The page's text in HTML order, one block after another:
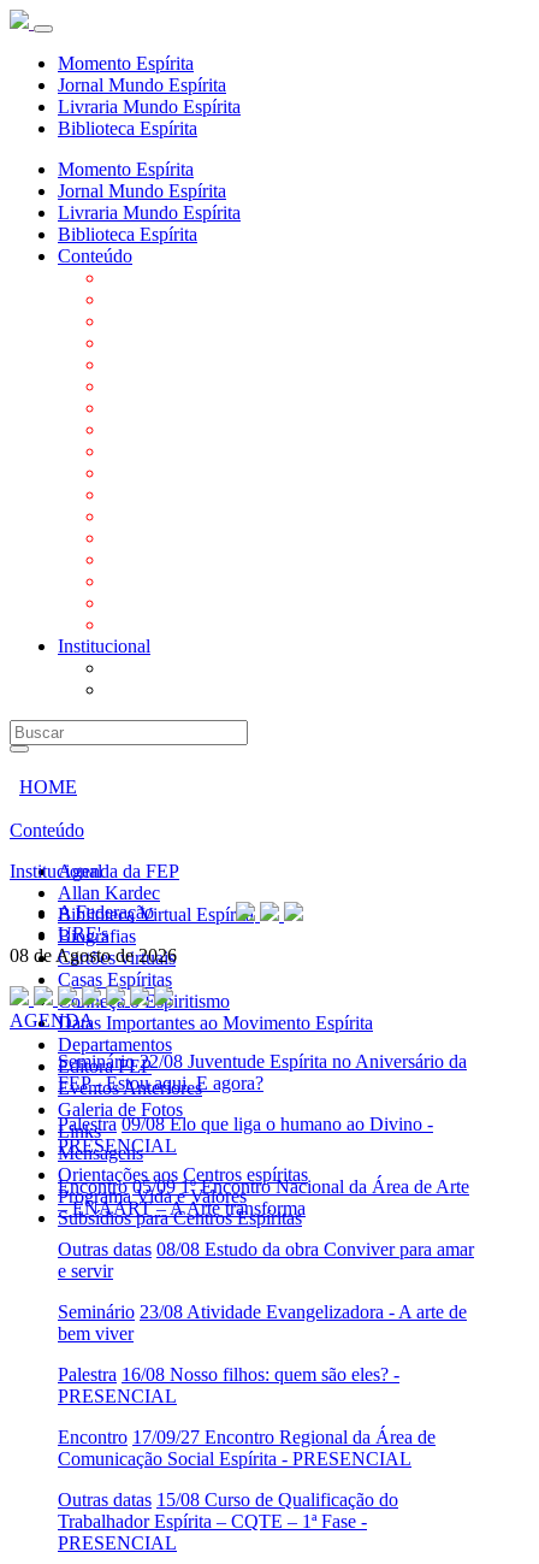
Momento Espírita
Jornal Mundo Espírita
Livraria Mundo Espírita
Biblioteca Espírita
Momento Espírita
Jornal Mundo Espírita
Livraria Mundo Espírita
Biblioteca Espírita
Conteúdo
Institucional
HOME
Conteúdo
Agenda da FEP
Allan Kardec
Biblioteca Virtual Espírita
Biografias
Cartões virtuais
Casas Espíritas
Conheça o Espiritismo
Datas Importantes ao Movimento Espírita
Departamentos
Editora FEP
Eventos Anteriores
Galeria de Fotos
Links
Mensagens
Orientações aos Centros espíritas
Programa Vida e Valores
Subsídios para Centros Espíritas
Institucional
A Federação
URE's
08 de Agosto de 2026
AGENDA
Seminário 22/08 Juventude Espírita no Aniversário da
FEP - Estou aqui. E agora?
Palestra 09/08 Elo que liga o humano ao Divino -
PRESENCIAL
Encontro 05/09 1º Encontro Nacional da Área de Arte
– ENAART – A Arte transforma
Outras datas 08/08 Estudo da obra Conviver para amar
e servir
Seminário 23/08 Atividade Evangelizadora - A arte de
bem viver
Palestra 16/08 Nosso filhos: quem são eles? -
PRESENCIAL
Encontro 17/09/27 Encontro Regional da Área de
Comunicação Social Espírita - PRESENCIAL
Outras datas 15/08 Curso de Qualificação do
Trabalhador Espírita – CQTE – 1ª Fase -
PRESENCIAL